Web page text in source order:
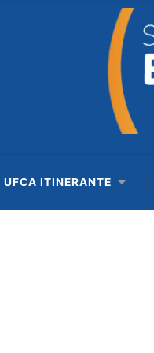
UFCA ITINERANTE